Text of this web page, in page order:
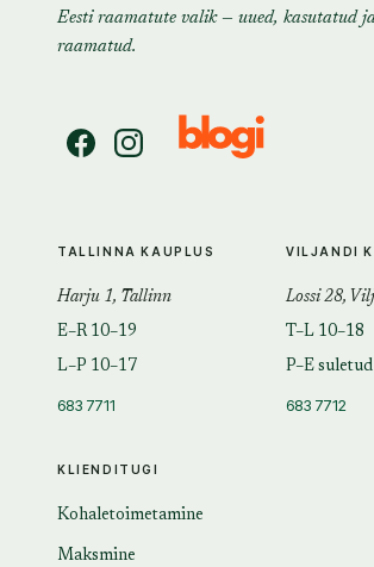
Eesti raamatute valik — uued, kasutatud
raamatud.
KLIENDITUGI
Kohaletoimetamine
Maksmine
TALLINNA KAUPLUS
Harju 1, Tallinn
E–R 10–19
L–P 10–17
683 7711
VILJANDI
Lossi 28,
T–L 10–18
P–E suletud
683 7712